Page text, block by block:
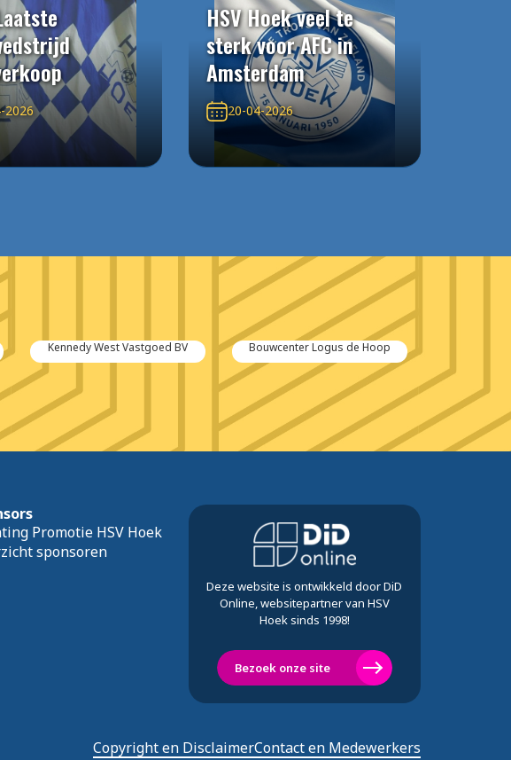
2026
HSV Hoek veel te
sterk voor AFC in
Amsterdam
20-04-2026
Bouwcenter Logus de Hoop Bouwadvies Zeeland
Promotie HSV Hoek
sponsoren
Deze website is ontwikkeld door DiD
Online, websitepartner van HSV
Hoek sinds 1998!
Bezoek onze site
Copyright en DisclaimerContact en Medewerkers